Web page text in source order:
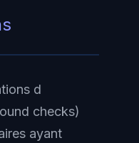
d
checks)
ayant